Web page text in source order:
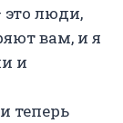
люди,
вам, и я
и
теперь